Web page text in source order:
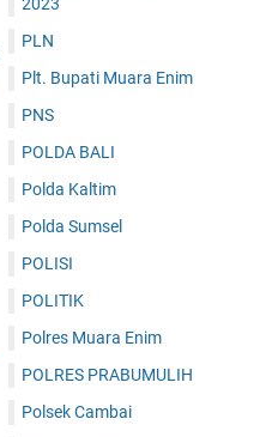
2023
PLN
Plt. Bupati Muara Enim
PNS
POLDA BALI
Polda Kaltim
Polda Sumsel
POLISI
POLITIK
Polres Muara Enim
POLRES PRABUMULIH
Polsek Cambai